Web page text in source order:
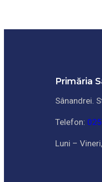
Primăria
Sânandrei.
Telefon:
Luni –